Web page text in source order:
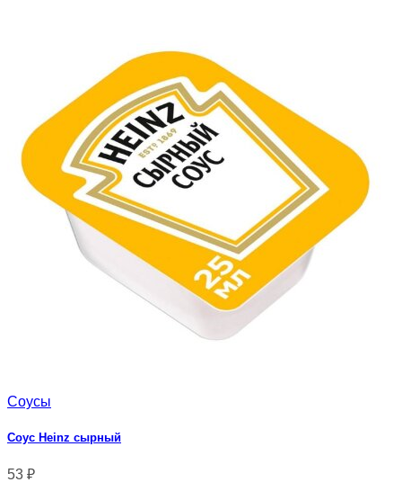
Соусы
Соус Heinz сырный
53 ₽